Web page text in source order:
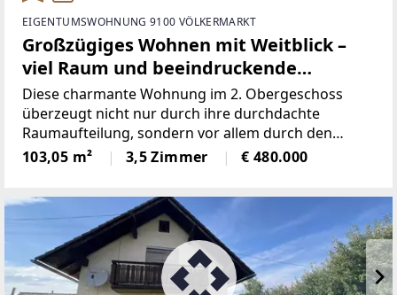
EIGENTUMSWOHNUNG 9100 VÖLKERMARKT
Großzügiges Wohnen mit Weitblick –
viel Raum und beeindruckende
Aussicht auf Völkermarkt und die Drau
Diese charmante Wohnung im 2. Obergeschoss
überzeugt nicht nur durch ihre durchdachte
Raumaufteilung, sondern vor allem durch den
beeindruckenden Weitblick über Völkermarkt bis
hin zur Drau. Hier genießen Sie jeden Tag ein
103,05 m² 3,5 Zimmer € 480.000